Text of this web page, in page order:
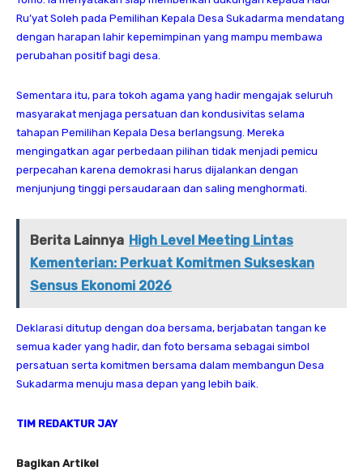
Ru’yat Soleh pada Pemilihan Kepala Desa Sukadarma mendatang
dengan harapan lahir kepemimpinan yang mampu membawa
perubahan positif bagi desa.
Sementara itu, para tokoh agama yang hadir mengajak seluruh
masyarakat menjaga persatuan dan kondusivitas selama
tahapan Pemilihan Kepala Desa berlangsung. Mereka
mengingatkan agar perbedaan pilihan tidak menjadi pemicu
perpecahan karena demokrasi harus dijalankan dengan
menjunjung tinggi persaudaraan dan saling menghormati.
Berita Lainnya High Level Meeting Lintas
Kementerian: Perkuat Komitmen Sukseskan
Sensus Ekonomi 2026
Deklarasi ditutup dengan doa bersama, berjabatan tangan ke
semua kader yang hadir, dan foto bersama sebagai simbol
persatuan serta komitmen bersama dalam membangun Desa
Sukadarma menuju masa depan yang lebih baik.
TIM REDAKTUR JAY
Bagikan Artikel